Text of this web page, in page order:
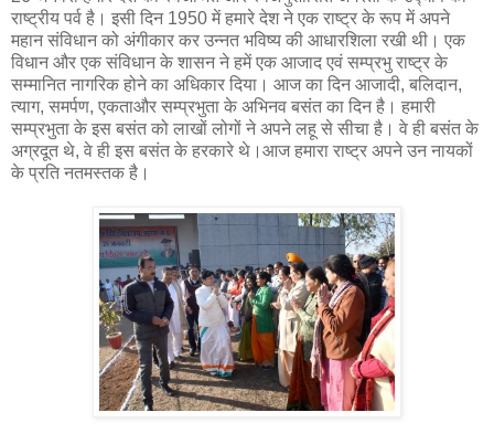
राष्ट्रीय पर्व है। इसी दिन 1950 में हमारे देश ने एक राष्ट्र के रूप में अपने
महान संविधान को अंगीकार कर उन्नत भविष्य की आधारशिला रखी थी। एक
विधान और एक संविधान के शासन ने हमें एक आजाद एवं सम्प्रभु राष्ट्र के
सम्मानित नागरिक होने का अधिकार दिया। आज का दिन आजादी, बलिदान,
त्याग, समर्पण, एकताऔर सम्प्रभुता के अभिनव बसंत का दिन है। हमारी
सम्प्रभुता के इस बसंत को लाखों लोगों ने अपने लहू से सीचा है। वे ही बसंत के
अग्रदूत थे, वे ही इस बसंत के हरकारे थे।आज हमारा राष्ट्र अपने उन नायकों
के प्रति नतमस्तक है।